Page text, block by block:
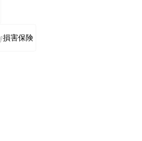
損害保険